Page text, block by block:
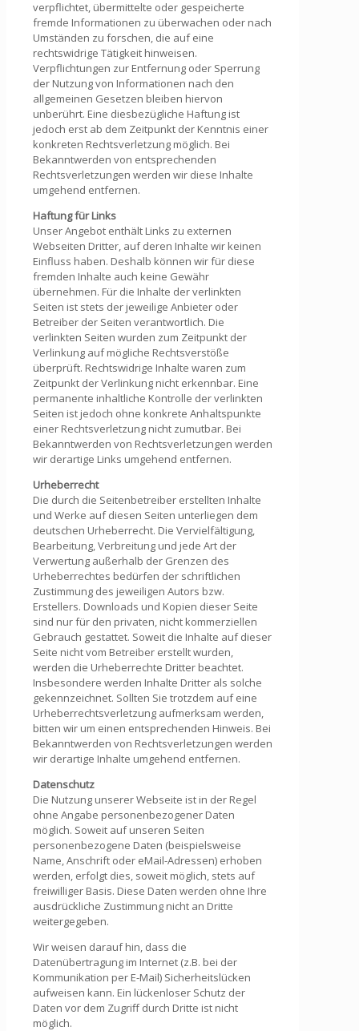
verpflichtet, übermittelte oder gespeicherte
fremde Informationen zu überwachen oder nach
Umständen zu forschen, die auf eine
rechtswidrige Tätigkeit hinweisen.
Verpflichtungen zur Entfernung oder Sperrung
der Nutzung von Informationen nach den
allgemeinen Gesetzen bleiben hiervon
unberührt. Eine diesbezügliche Haftung ist
jedoch erst ab dem Zeitpunkt der Kenntnis einer
konkreten Rechtsverletzung möglich. Bei
Bekanntwerden von entsprechenden
Rechtsverletzungen werden wir diese Inhalte
umgehend entfernen.
Haftung für Links
Unser Angebot enthält Links zu externen
Webseiten Dritter, auf deren Inhalte wir keinen
Einfluss haben. Deshalb können wir für diese
fremden Inhalte auch keine Gewähr
übernehmen. Für die Inhalte der verlinkten
Seiten ist stets der jeweilige Anbieter oder
Betreiber der Seiten verantwortlich. Die
verlinkten Seiten wurden zum Zeitpunkt der
Verlinkung auf mögliche Rechtsverstöße
überprüft. Rechtswidrige Inhalte waren zum
Zeitpunkt der Verlinkung nicht erkennbar. Eine
permanente inhaltliche Kontrolle der verlinkten
Seiten ist jedoch ohne konkrete Anhaltspunkte
einer Rechtsverletzung nicht zumutbar. Bei
Bekanntwerden von Rechtsverletzungen werden
wir derartige Links umgehend entfernen.
Urheberrecht
Die durch die Seitenbetreiber erstellten Inhalte
und Werke auf diesen Seiten unterliegen dem
deutschen Urheberrecht. Die Vervielfältigung,
Bearbeitung, Verbreitung und jede Art der
Verwertung außerhalb der Grenzen des
Urheberrechtes bedürfen der schriftlichen
Zustimmung des jeweiligen Autors bzw.
Erstellers. Downloads und Kopien dieser Seite
sind nur für den privaten, nicht kommerziellen
Gebrauch gestattet. Soweit die Inhalte auf dieser
Seite nicht vom Betreiber erstellt wurden,
werden die Urheberrechte Dritter beachtet.
Insbesondere werden Inhalte Dritter als solche
gekennzeichnet. Sollten Sie trotzdem auf eine
Urheberrechtsverletzung aufmerksam werden,
bitten wir um einen entsprechenden Hinweis. Bei
Bekanntwerden von Rechtsverletzungen werden
wir derartige Inhalte umgehend entfernen.
Datenschutz
Die Nutzung unserer Webseite ist in der Regel
ohne Angabe personenbezogener Daten
möglich. Soweit auf unseren Seiten
personenbezogene Daten (beispielsweise
Name, Anschrift oder eMail-Adressen) erhoben
werden, erfolgt dies, soweit möglich, stets auf
freiwilliger Basis. Diese Daten werden ohne Ihre
ausdrückliche Zustimmung nicht an Dritte
weitergegeben.
Wir weisen darauf hin, dass die
Datenübertragung im Internet (z.B. bei der
Kommunikation per E-Mail) Sicherheitslücken
aufweisen kann. Ein lückenloser Schutz der
Daten vor dem Zugriff durch Dritte ist nicht
möglich.